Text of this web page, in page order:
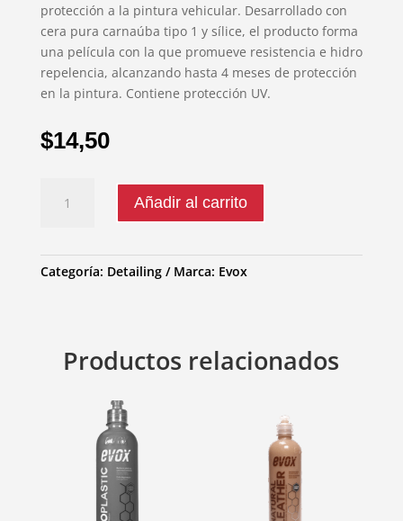
protección a la pintura vehicular. Desarrollado con
cera pura carnaúba tipo 1 y sílice, el producto forma
una película con la que promueve resistencia e hidro
repelencia, alcanzando hasta 4 meses de protección
en la pintura. Contiene protección UV.
$14,50
Liquid
ml
Añadir al carrito
Categoría: Detailing Marca: Evox
Productos relacionados